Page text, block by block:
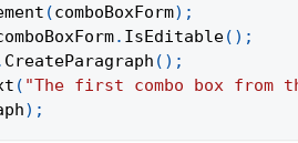
(comboBoxForm) ;
. IsEditable( ) ;
CreateParagraph ( ) ;
( "The first combo box from
) ;